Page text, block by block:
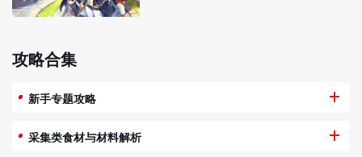
攻略合集
新手专题攻略
采集类食材与材料解析